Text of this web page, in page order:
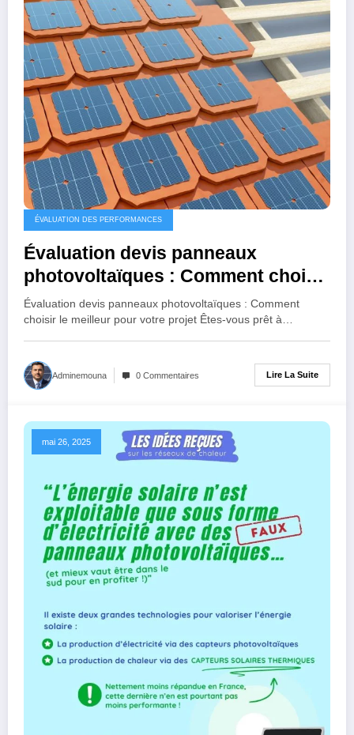
ÉVALUATION DES PERFORMANCES
Évaluation devis panneaux
photovoltaïques : Comment choisir
le meilleur pour votre projet
Évaluation devis panneaux photovoltaïques : Comment
choisir le meilleur pour votre projet Êtes-vous prêt à…
Adminemouna 0 Commentaires Lire La Suite
mai 26, 2025